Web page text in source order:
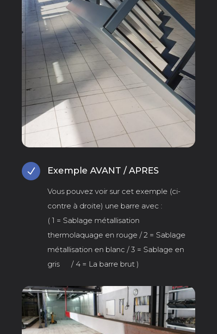
N Exemple AVANT / APRES
Vous pouvez voir sur cet exemple (ci-
contre à droite) une barre avec :
( 1 = Sablage métallisation
thermolaquage en rouge / 2 = Sablage
métallisation en blanc / 3 = Sablage en
gris / 4 = La barre brut )